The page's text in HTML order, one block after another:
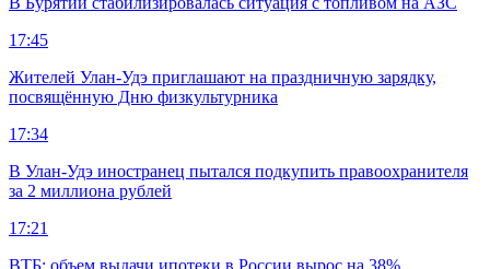
17:45
Жителей Улан-Удэ приглашают на праздничную зарядку,
посвящённую Дню физкультурника
17:34
В Улан-Удэ иностранец пытался подкупить правоохранителя
за 2 миллиона рублей
17:21
ВТБ: объем выдачи ипотеки в России вырос на 38%